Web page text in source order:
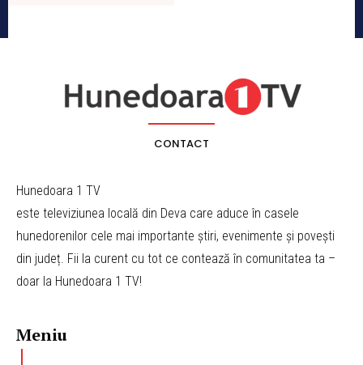
CONTACT
Hunedoara 1 TV
este televiziunea locală din Deva care aduce în casele
hunedorenilor cele mai importante știri, evenimente și povești
din județ. Fii la curent cu tot ce contează în comunitatea ta –
doar la Hunedoara 1 TV!
Meniu